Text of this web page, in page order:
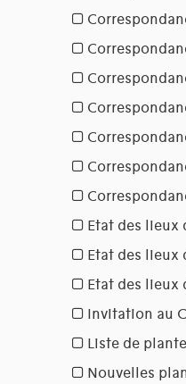
Etat des lieux
Etat des lieux
Etat des lieux
Invitation au
Liste de
Nouvelles